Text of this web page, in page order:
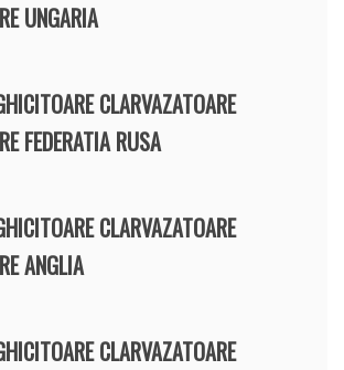
UNGARIA
CLARVAZATOARE
FEDERATIA RUSA
CLARVAZATOARE
ANGLIA
CLARVAZATOARE